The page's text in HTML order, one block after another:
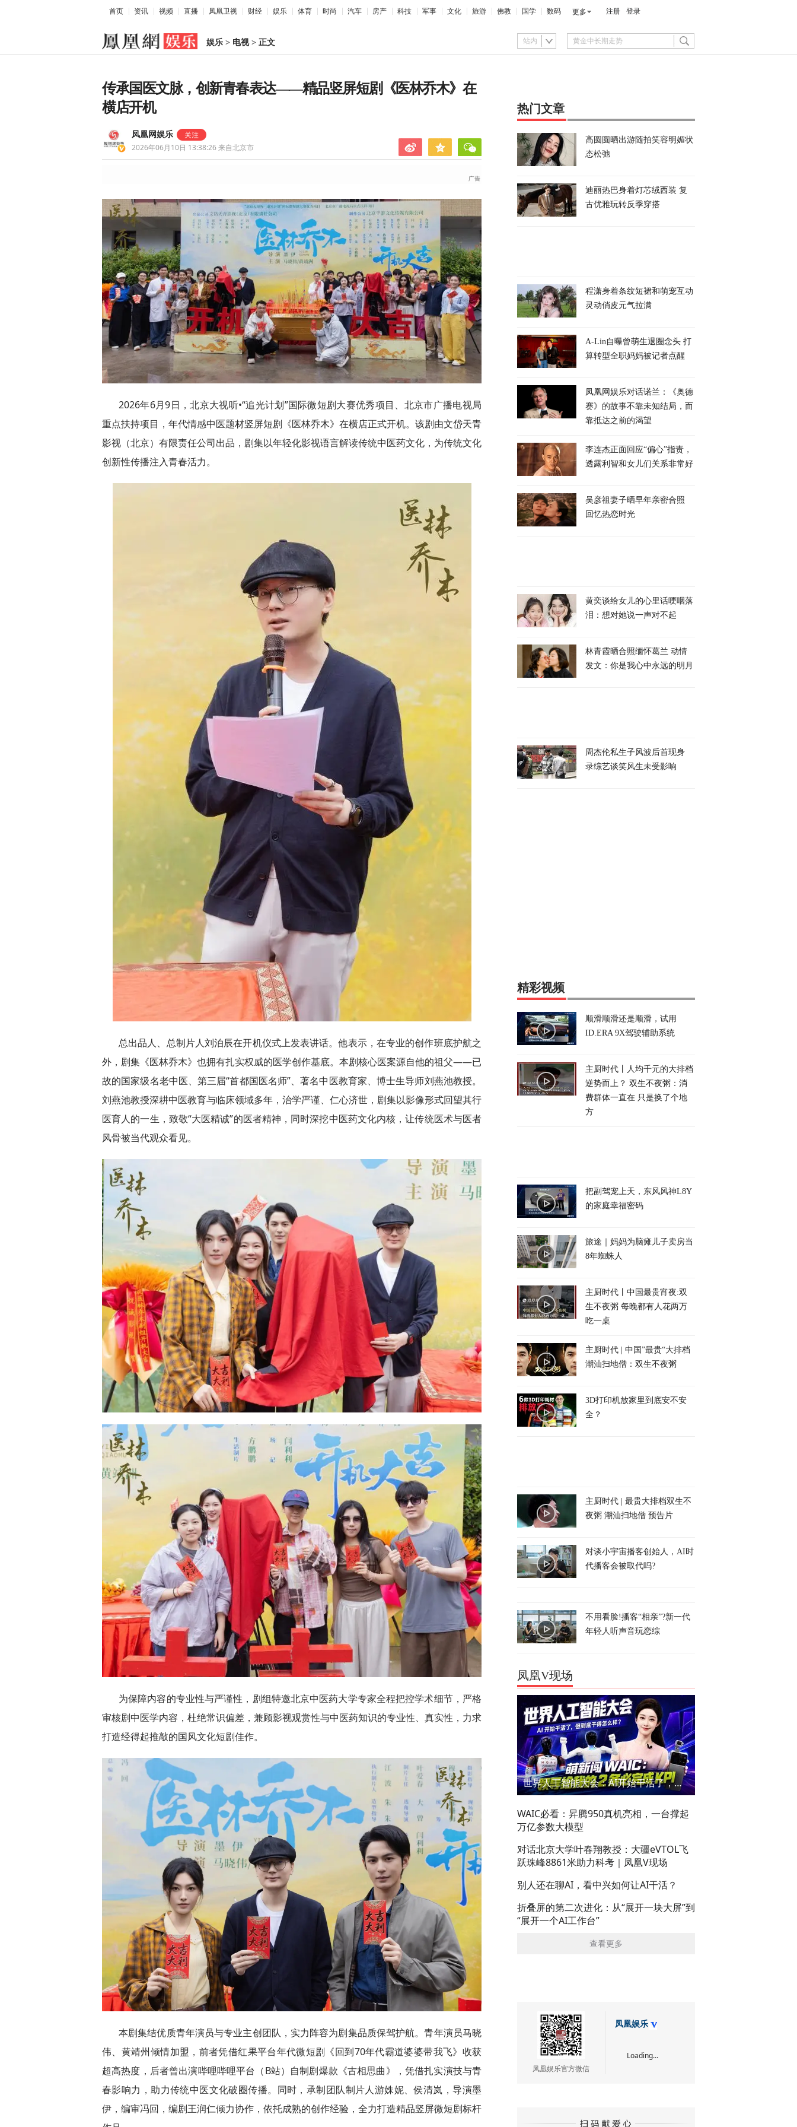
首页 资讯 视频 直播 凤凰卫视 财经 娱乐 体育 时尚 汽车 房产 科技 军事 文化 旅游 佛教 国学 数码 更多 注册 登录
娱乐 > 电视> 正文 站内
传承国医文脉，创新青春表达——精品竖屏短剧《医林乔木》在
横店开机
凤凰网娱乐
2026年06月10日 13:38:26来自北京市
2026年6月9日，北京大视听•“追光计划”国际微短剧大赛优秀项目、北京市广播电视局
重点扶持项目，年代情感中医题材竖屏短剧《医林乔木》在横店正式开机。该剧由文岱天青
影视（北京）有限责任公司出品，剧集以年轻化影视语言解读传统中医药文化，为传统文化
创新性传播注入青春活力。
总出品人、总制片人刘泊辰在开机仪式上发表讲话。他表示，在专业的创作班底护航之
外，剧集《医林乔木》也拥有扎实权威的医学创作基底。本剧核心医案源自他的祖父——已
故的国家级名老中医、第三届“首都国医名师”、著名中医教育家、博士生导师刘燕池教授。
刘燕池教授深耕中医教育与临床领域多年，治学严谨、仁心济世，剧集以影像形式回望其行
医育人的一生，致敬“大医精诚”的医者精神，同时深挖中医药文化内核，让传统医术与医者
风骨被当代观众看见。
为保障内容的专业性与严谨性，剧组特邀北京中医药大学专家全程把控学术细节，严格
审核剧中医学内容，杜绝常识偏差，兼顾影视观赏性与中医药知识的专业性、真实性，力求
打造经得起推敲的国风文化短剧佳作。
本剧集结优质青年演员与专业主创团队，实力阵容为剧集品质保驾护航。青年演员马晓
伟、黄靖州倾情加盟，前者凭借红果平台年代微短剧《回到70年代霸道婆婆带我飞》收获
超高热度，后者曾出演哔哩哔哩平台（B站）自制剧爆款《古相思曲》，凭借扎实演技与青
春影响力，助力传统中医文化破圈传播。同时，承制团队制片人游姝妮、侯清岚，导演墨
伊，编审冯回，编剧王润仁倾力协作，依托成熟的创作经验，全力打造精品竖屏微短剧标杆
热门文章
高圆圆晒出游随拍笑容明媚状
态松弛
迪丽热巴身着灯芯绒西装 复
古优雅玩转反季穿搭
程潇身着条纹短裙和萌宠互动
灵动俏皮元气拉满
A-Lin自曝曾萌生退圈念头 打
算转型全职妈妈被记者点醒
凤凰网娱乐对话诺兰：《奥德
赛》的故事不靠未知结局，而
靠抵达之前的渴望
李连杰正面回应“偏心”指责，
透露利智和女儿们关系非常好
吴彦祖妻子晒早年亲密合照
回忆热恋时光
黄奕谈给女儿的心里话哽咽落
泪：想对她说一声对不起
林青霞晒合照缅怀葛兰 动情
发文：你是我心中永远的明月
周杰伦私生子风波后首现身
录综艺谈笑风生未受影响
精彩视频
顺滑顺滑还是顺滑，试用
ID.ERA 9X驾驶辅助系统
主厨时代丨人均千元的大排档
逆势而上？ 双生不夜粥：消
费群体一直在 只是换了个地
方
把副驾宠上天，东风风神L8Y
的家庭幸福密码
旅途｜妈妈为脑瘫儿子卖房当
8年蜘蛛人
主厨时代丨中国最贵宵夜:双
生不夜粥 每晚都有人花两万
吃一桌
主厨时代 | 中国”最贵“大排档
潮汕扫地僧：双生不夜粥
3D打印机放家里到底安不安
全？
主厨时代 | 最贵大排档双生不
夜粥 潮汕扫地僧 预告片
对谈小宇宙播客创始人，AI时
代播客会被取代吗?
不用看脸!播客“相亲”?新一代
年轻人听声音玩恋综
凤凰V现场
世界人工智能大会：AI开始干活了，但到底干的怎么样？萌新闯WAIC
WAIC必看：昇腾950真机亮相，一台撑起
万亿参数大模型
对话北京大学叶春翔教授：大疆eVTOL飞
跃珠峰8861米助力科考｜凤凰V现场
别人还在聊AI，看中兴如何让AI干活？
折叠屏的第二次进化：从“展开一块大屏”到
“展开一个AI工作台”
查看更多
凤凰娱乐官方微信
凤凰娱乐
Loading...